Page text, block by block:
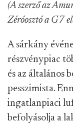
(A szerző az
Zéróosztó a G7
A sárkány
részvénypiac
és az általános
pesszimista.
ingatlanpiaci
befolyásolja a